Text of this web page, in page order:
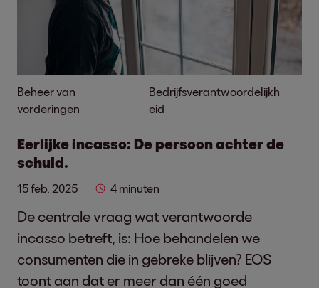
Beheer van
vorderingen
Bedrijfsverantwoordelijkh
eid
Eerlijke incasso: De persoon achter de
schuld.
15 feb. 2025 4 minuten
De centrale vraag wat verantwoorde
incasso betreft, is: Hoe behandelen we
consumenten die in gebreke blijven? EOS
toont aan dat er meer dan één goed